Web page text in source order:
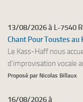
13/08/2026 à L-7540
Chant Pour Toustes
Le Kass-Haff nous
d'improvisation vocale
Proposé par Nicolas Billaux
16/08/2026 à